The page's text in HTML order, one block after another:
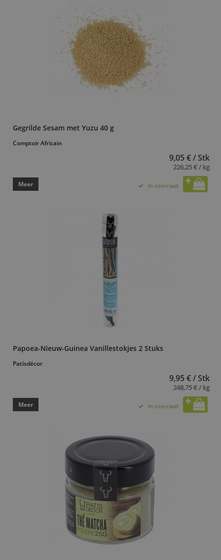
Gegrilde Sesam met Yuzu 40 g
Comptoir Africain
9,05 € / Stk
226,25 € / kg
Meer In voorraad
Papoea-Nieuw-Guinea Vanillestokjes 2 Stuks
Patisdécor
9,95 € / Stk
248,75 € / kg
Meer In voorraad